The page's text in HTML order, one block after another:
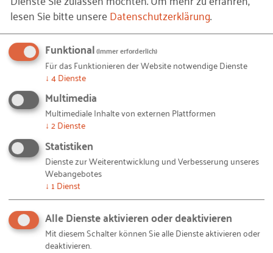
Sie sind hier:
Home
Angebot Publikationen Leitfaden
2017
Employer Branding
Dieser Leitfaden führt Sie Schritt für Schritt zu
einer unverwechselbaren Arbeitgebermarke, auch
bekannt als Employer Branding. Sie erfahren unter
anderem, warum auch kleine Unternehmen eine
Arbeitgebermarke brauchen, wie eine
Arbeitgebermarke wirkt und warum es sich lohnt in
Employer Branding zu investieren. Der RKW-Weg
führt Sie abschließend in vier Schritten zu Ihrer
eigenen, einzigartigen und vor allem
unverwechselbaren Arbeitgebermarke.
lesen Sie bitte unsereDatenschutzerklärung.
Funktional(immer erforderlich)
Für das Funktionieren der Website notwendige Dienste
↓ 4Dienste
Multimedia
Multimediale Inhalte von externen Plattformen
↓ 2Dienste
Statistiken
Dienste zur Weiterentwicklung und Verbesserung unseres
Webangebotes
↓ 1 Dienst
Alle Dienste aktivieren oder deaktivieren
Mit diesem Schalter können Sie alle Dienste aktivieren oder
deaktivieren.